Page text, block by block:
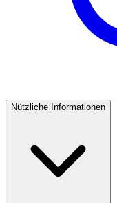
Nützliche Informationen